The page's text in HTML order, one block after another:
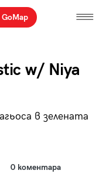
GoMap
w/ Niya
в зелената
0 коментара